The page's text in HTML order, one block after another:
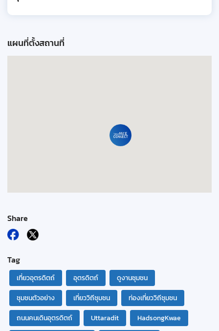
แผนที่ตั้งสถานที่
Share
Tag
เที่ยวอุตรดิตถ์ อุตรดิตถ์
ดูงานชุมชน
ชุมชนตัวอย่าง
เที่ยววิถีชุมชน
ท่องเที่ยววิถีชุมชน
ถนนคนเดินอุตรดิตถ์
Uttaradit
HadsongKwae